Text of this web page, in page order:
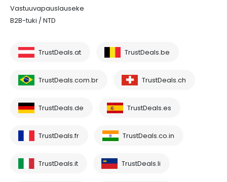
Vastuuvapauslauseke
B2B-tuki / NTD
TrustDeals.at TrustDeals.be
TrustDeals.com.br TrustDeals.ch
TrustDeals.de TrustDeals.es
TrustDeals.fr TrustDeals.co.in
TrustDeals.it TrustDeals.li